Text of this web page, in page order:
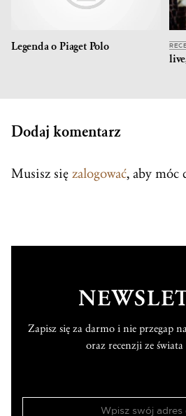
Legenda o Piaget Polo
Dodaj komentarz
Musisz się zalogować, aby móc
Zapisz się za darmo i nie przegap
oraz recenzji ze